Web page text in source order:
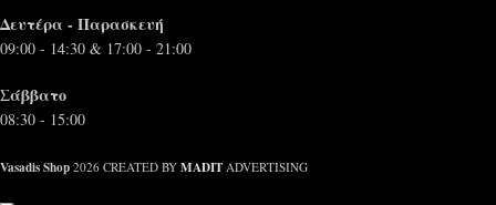
Δευτέρα - Παρασκευή
09:00 - 14:30 & 17:00 - 21:00
Σάββατο
08:30 - 15:00
Vasadis Shop 2026 CREATED BY MADIT ADVERTISING